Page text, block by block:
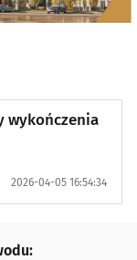
wykończenia
2026-04-05 16:54:34